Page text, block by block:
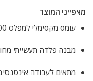
מאפייני המוצר
עומס מקסימלי למפלס 1,500 ק”ג
מבנה פלדה תעשייתי
מתאים לעבודה